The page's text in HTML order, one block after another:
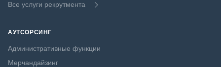
Все услуги рекрутмента
АУТСОРСИНГ
Административные функции
Мерчандайзинг